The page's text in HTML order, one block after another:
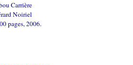
Carrière
Noiriel
pages, 2006.